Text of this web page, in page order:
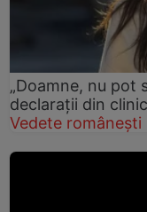
„Doamne, nu pot
declarații din
Vedete românești